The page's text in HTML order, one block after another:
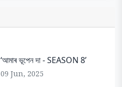
‘আমাৰ ভূপেন দা - SEASON 8’
09 Jun, 2025